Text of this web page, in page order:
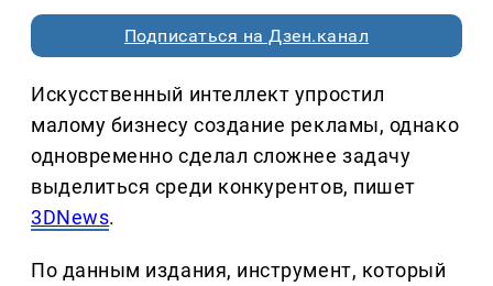
Подписаться на Дзен.канал
Искусственный интеллект упростил
малому бизнесу создание рекламы, однако
одновременно сделал сложнее задачу
выделиться среди конкурентов, пишет
3DNews.
По данным издания, инструмент, который